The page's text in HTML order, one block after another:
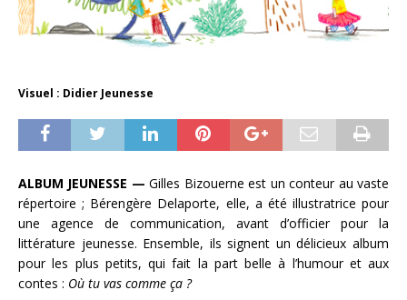
Visuel : Didier Jeunesse
ALBUM JEUNESSE — Gilles Bizouerne est un conteur au vaste
répertoire ; Bérengère Delaporte, elle, a été illustratrice pour
une agence de communication, avant d’officier pour la
littérature jeunesse. Ensemble, ils signent un délicieux album
pour les plus petits, qui fait la part belle à l’humour et aux
contes : Où tu vas comme ça ?